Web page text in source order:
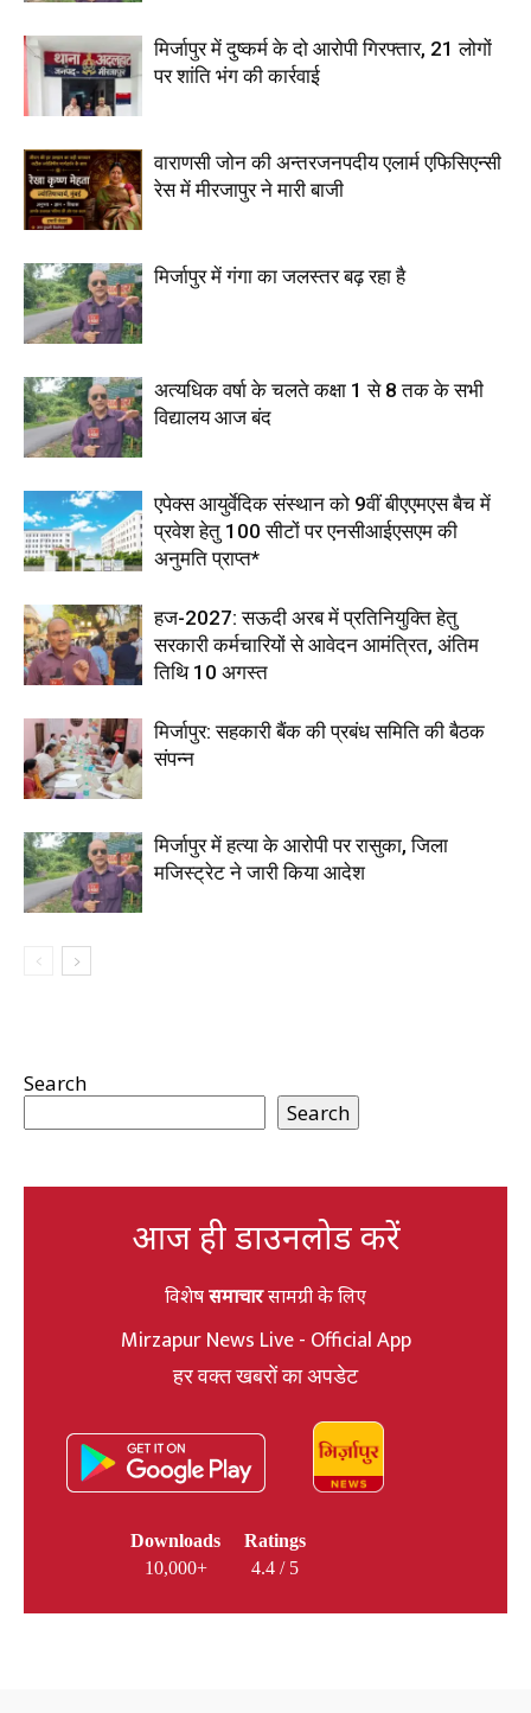
मिर्जापुर में दुष्कर्म के दो आरोपी गिरफ्तार, 21 लोगों
पर शांति भंग की कार्रवाई
वाराणसी जोन की अन्तरजनपदीय एलार्म एफिसिएन्सी
रेस में मीरजापुर ने मारी बाजी
मिर्जापुर में गंगा का जलस्तर बढ़ रहा है
अत्यधिक वर्षा के चलते कक्षा 1 से 8 तक के सभी
विद्यालय आज बंद
एपेक्स आयुर्वेदिक संस्थान को 9वीं बीएएमएस बैच में
प्रवेश हेतु 100 सीटों पर एनसीआईएसएम की
अनुमति प्राप्त*
हज-2027: सऊदी अरब में प्रतिनियुक्ति हेतु
सरकारी कर्मचारियों से आवेदन आमंत्रित, अंतिम
तिथि 10 अगस्त
मिर्जापुर: सहकारी बैंक की प्रबंध समिति की बैठक
संपन्न
मिर्जापुर में हत्या के आरोपी पर रासुका, जिला
मजिस्ट्रेट ने जारी किया आदेश
Search
Search
आज ही डाउनलोड करें
विशेषसमाचारसामग्री के लिए
Mirzapur News Live - Official App
हर वक्त खबरों का अपडेट
Downloads
10,000+
Ratings
4.4 / 5